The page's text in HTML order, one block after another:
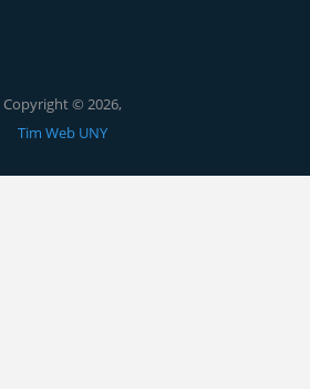
Copyright © 2026,
Tim Web UNY